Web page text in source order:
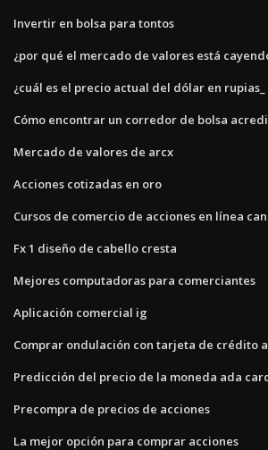
Invertir en bolsa para tontos
¿por qué el mercado de valores está
¿cuál es el precio actual del dólar en rupias_
Cómo encontrar un corredor de bolsa
Mercado de valores de arcx
Acciones cotizadas en oro
Cursos de comercio de acciones en línea
Fx 1 diseño de cabello cresta
Mejores computadoras para comerciantes
Aplicación comercial ig
Comprar ondulación con tarjeta de crédito
Predicción del precio de la moneda ada
Precompra de precios de acciones
La mejor opción para comprar acciones